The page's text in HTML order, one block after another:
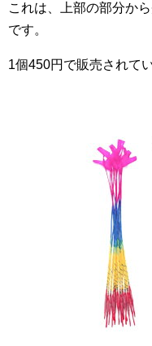
これは、上部の部分か
です。
1個450円で販売されてい